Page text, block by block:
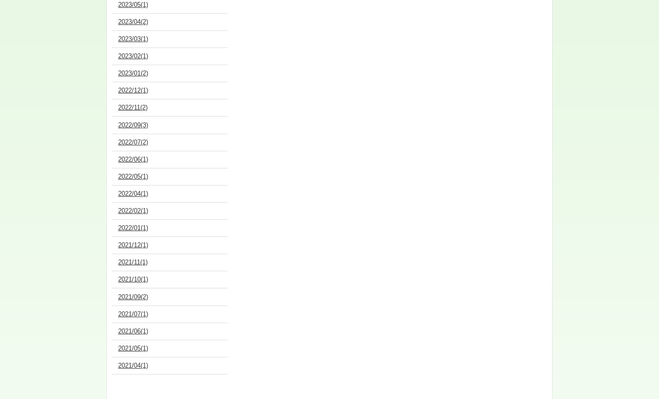
2023/05(1)
2023/04(2)
2023/03(1)
2023/02(1)
2023/01(2)
2022/12(1)
2022/11(2)
2022/09(3)
2022/07(2)
2022/06(1)
2022/05(1)
2022/04(1)
2022/02(1)
2022/01(1)
2021/12(1)
2021/11(1)
2021/10(1)
2021/09(2)
2021/07(1)
2021/06(1)
2021/05(1)
2021/04(1)